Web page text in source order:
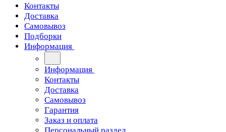
Контакты
Доставка
Самовывоз
Подборки
Информация
Информация
Контакты
Доставка
Самовывоз
Гарантия
Заказ и оплата
Персональный раздел